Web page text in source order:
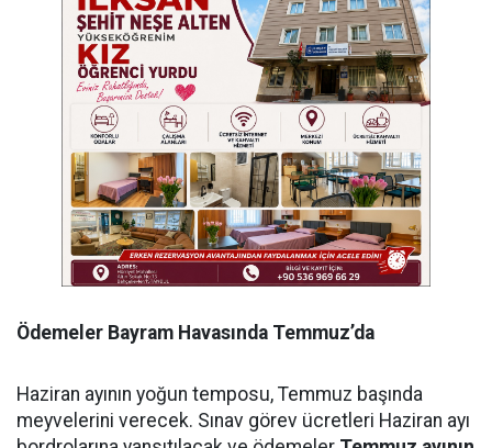
Ödemeler Bayram Havasında Temmuz’da
Haziran ayının yoğun temposu, Temmuz başında
meyvelerini verecek. Sınav görev ücretleri Haziran ayı